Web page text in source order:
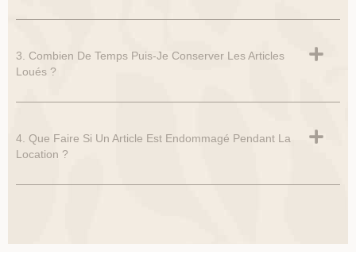
3. Combien De Temps Puis-Je Conserver Les Articles
Loués ?
4. Que Faire Si Un Article Est Endommagé Pendant La
Location ?